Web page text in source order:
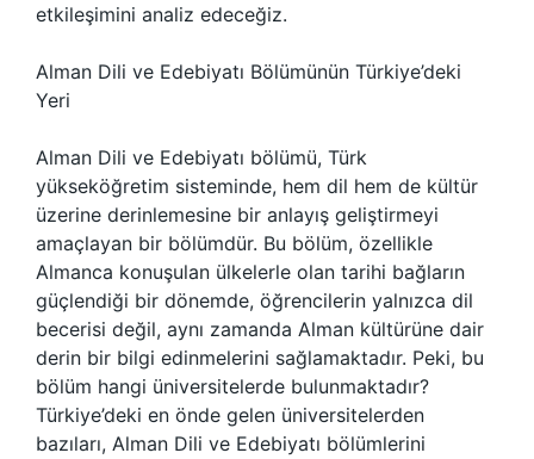
etkileşimini analiz edeceğiz.
Alman Dili ve Edebiyatı Bölümünün Türkiye’deki
Yeri
Alman Dili ve Edebiyatı bölümü, Türk
yükseköğretim sisteminde, hem dil hem de kültür
üzerine derinlemesine bir anlayış geliştirmeyi
amaçlayan bir bölümdür. Bu bölüm, özellikle
Almanca konuşulan ülkelerle olan tarihi bağların
güçlendiği bir dönemde, öğrencilerin yalnızca dil
becerisi değil, aynı zamanda Alman kültürüne dair
derin bir bilgi edinmelerini sağlamaktadır. Peki, bu
bölüm hangi üniversitelerde bulunmaktadır?
Türkiye’deki en önde gelen üniversitelerden
bazıları, Alman Dili ve Edebiyatı bölümlerini